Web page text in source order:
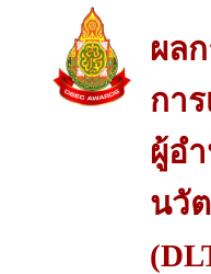
ผล
กา
ผู้อ
นวั